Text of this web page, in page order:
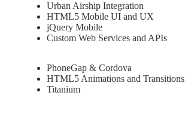
Urban Airship Integration
HTML5 Mobile UI and UX
jQuery Mobile
Custom Web Services and APIs
PhoneGap & Cordova
HTML5 Animations and Transitions
Titanium